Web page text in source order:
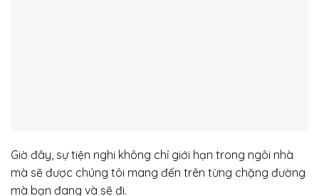
Giờ đây, sự tiện nghi không chỉ giới hạn trong ngôi nhà
mà sẽ được chúng tôi mang đến trên từng chặng đường
mà bạn đang và sẽ đi.